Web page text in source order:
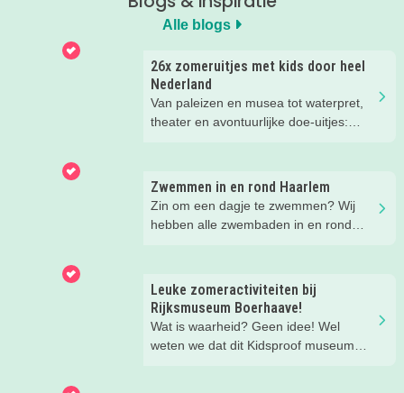
Alle blogs
26x zomeruitjes met kids door heel
Nederland
Van paleizen en musea tot waterpret,
theater en avontuurlijke doe-uitjes:
Zwemmen in en rond Haarlem
Zin om een dagje te zwemmen? Wij
hebben alle zwembaden in en rond
en tussen simpele zwembaden en
echte zwemparadijzen.
Leuke zomeractiviteiten bij
Rijksmuseum Boerhaave!
Wat is waarheid? Geen idee! Wel
weten we dat dit Kidsproof museum